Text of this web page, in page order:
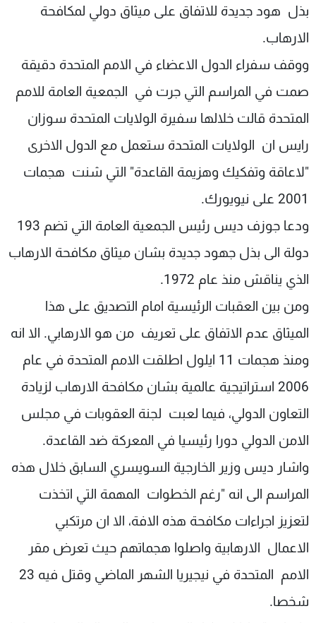
بذل هود جديدة للاتفاق على ميثاق دولي لمكافحة
الارهاب.
ووقف سفراء الدول الاعضاء في الامم المتحدة دقيقة
صمت في المراسم التي جرت في الجمعية العامة للامم
المتحدة قالت خلالها سفيرة الولايات المتحدة سوزان
رايس ان الولايات المتحدة ستعمل مع الدول الاخرى
"لاعاقة وتفكيك وهزيمة القاعدة" التي شنت هجمات
2001 على نيويورك.
ودعا جوزف ديس رئيس الجمعية العامة التي تضم 193
دولة الى بذل جهود جديدة بشان ميثاق مكافحة الارهاب
الذي يناقش منذ عام 1972.
ومن بين العقبات الرئيسية امام التصديق على هذا
الميثاق عدم الاتفاق على تعريف من هو الارهابي. الا انه
ومنذ هجمات 11 ايلول اطلقت الامم المتحدة في عام
2006 استراتيجية عالمية بشان مكافحة الارهاب لزيادة
التعاون الدولي، فيما لعبت لجنة العقوبات في مجلس
الامن الدولي دورا رئيسيا في المعركة ضد القاعدة.
واشار ديس وزير الخارجية السويسري السابق خلال هذه
المراسم الى انه "رغم الخطوات المهمة التي اتخذت
لتعزيز اجراءات مكافحة هذه الافة، الا ان مرتكبي
الاعمال الارهابية واصلوا هجماتهم حيث تعرض مقر
الامم المتحدة في نيجيريا الشهر الماضي وقتل فيه 23
شخصا.
لاعلاناتكم
شروط الإسـتخدام